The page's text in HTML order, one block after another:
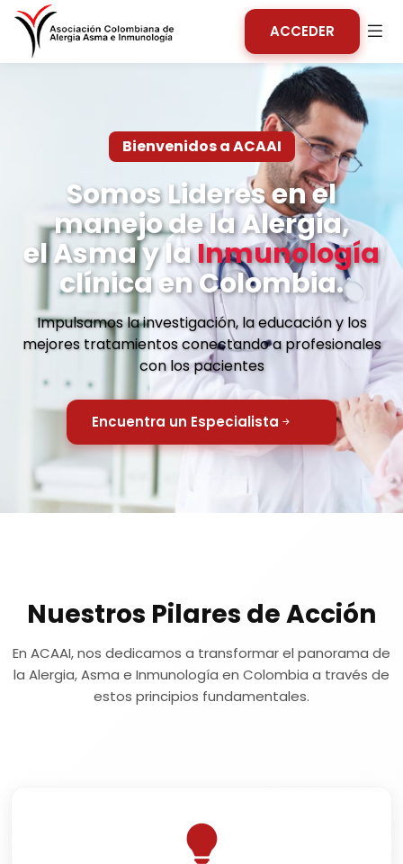
ACCEDER
Bienvenidos a ACAAI
Somos Lideres en el
manejo de laAlergia,
el Asma y laInmunología
clínica en Colombia.
Impulsamos la investigación, la educación y los
mejores tratamientos conectando a profesionales
con los pacientes
Encuentra un Especialista
Nuestros Pilares de Acción
En ACAAI, nos dedicamos a transformar el panorama de
la Alergia, Asma e Inmunología en Colombia a través de
estos principios fundamentales.